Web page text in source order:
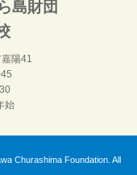
島財団
陽41
始
Churashima Foundation. All